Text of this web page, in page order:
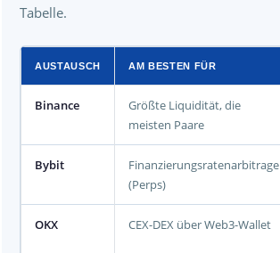
Tabelle.
AUSTAUSCH AM BESTEN FÜR
Binance
Größte Liquidität, die
meisten Paare
Bybit
Finanzierungsratenarbitrage
(Perps)
OKX CEX-DEX über Web3-Wallet